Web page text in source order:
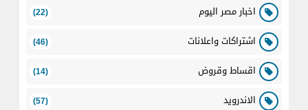
اخبار مصر اليوم (22)
اشتراكات واعلانات (46)
اقساط وقروض (14)
الاندرويد (57)